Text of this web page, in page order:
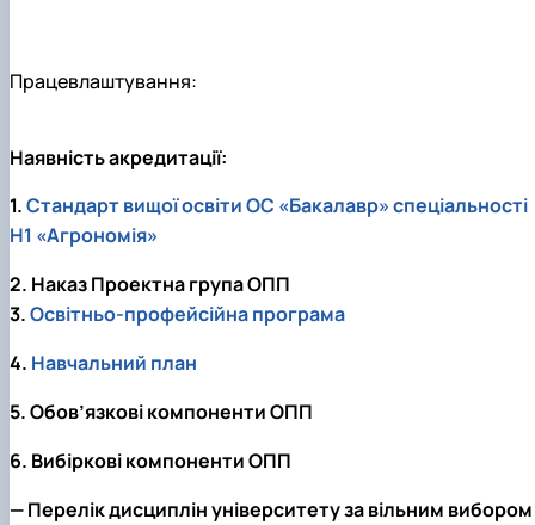
Працевлаштування:
Наявність акредитації:
1.Стандарт вищої освіти ОС «Бакалавр» спеціальності
H1 «Агрономія»
2. Наказ Проектна група ОПП
3.Освітньо-профейсійна програма
4. Навчальний план
5. Обов’язкові компоненти ОПП
6. Вибіркові компоненти ОПП
— Перелік дисциплін університету за вільним вибором